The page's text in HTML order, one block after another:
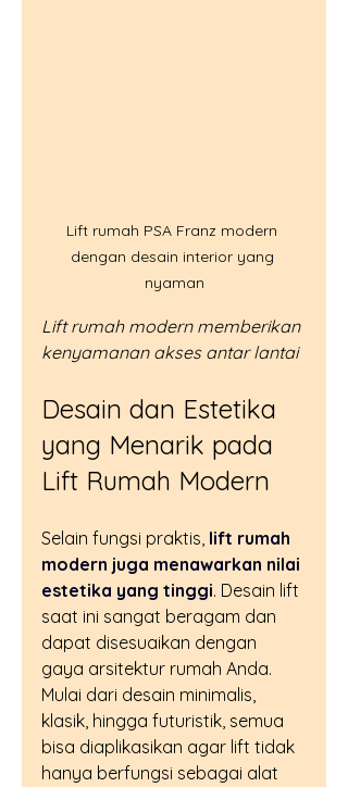
Lift rumah PSA Franz modern
dengan desain interior yang
nyaman
Lift rumah modern memberikan
kenyamanan akses antar lantai
Desain dan Estetika
yang Menarik pada
Lift Rumah Modern
Selain fungsi praktis, lift rumah
modern juga menawarkan nilai
estetika yang tinggi. Desain lift
saat ini sangat beragam dan
dapat disesuaikan dengan
gaya arsitektur rumah Anda.
Mulai dari desain minimalis,
klasik, hingga futuristik, semua
bisa diaplikasikan agar lift tidak
hanya berfungsi sebagai alat